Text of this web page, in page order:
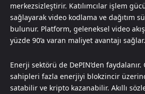
merkezsizleştirir. Katılımcılar işlem
sağlayarak video kodlama ve dağıtım
bulunur. Platform, geleneksel video
yüzde 90’a varan maliyet avantajı sağlar.
Enerji sektörü de DePIN’den
sahipleri fazla enerjiyi blokzincir
satabilir ve kripto kazanabilir. Akıllı